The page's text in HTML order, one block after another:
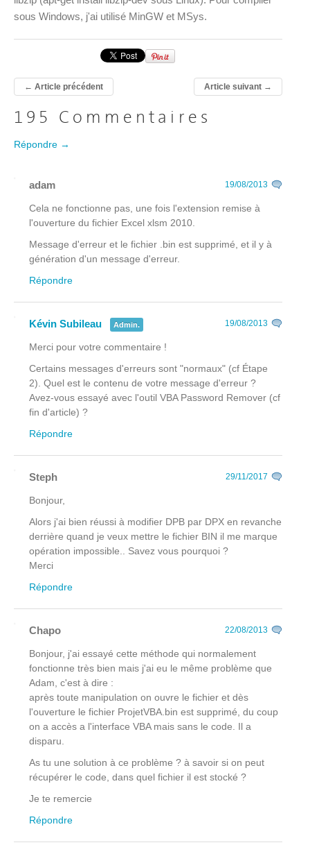
sous Windows, j'ai utilisé MinGW et MSys.
← Article précédent Article suivant→
195 Commentaires
Répondre →
adam 19/08/2013
Cela ne fonctionne pas, une fois l'extension remise à
l'ouverture du fichier Excel xlsm 2010.
Message d'erreur et le fichier .bin est supprimé, et il y à
génération d'un message d'erreur.
Répondre
Kévin Subileau Admin. 19/08/2013
Merci pour votre commentaire !
Certains messages d'erreurs sont "normaux" (cf Étape
2). Quel est le contenu de votre message d'erreur ?
Avez-vous essayé avec l'outil VBA Password Remover (cf
fin d'article) ?
Répondre
Steph 29/11/2017
Bonjour,
Alors j'ai bien réussi à modifier DPB par DPX en revanche
derrière quand je veux mettre le fichier BIN il me marque
opération impossible.. Savez vous pourquoi ?
Merci
Répondre
Chapo 22/08/2013
Bonjour, j'ai essayé cette méthode qui normalement
fonctionne très bien mais j'ai eu le même problème que
Adam, c'est à dire :
après toute manipulation on ouvre le fichier et dès
l'ouverture le fichier ProjetVBA.bin est supprimé, du coup
on a accès a l'interface VBA mais sans le code. Il a
disparu.
As tu une solution à ce problème ? à savoir si on peut
récupérer le code, dans quel fichier il est stocké ?
Je te remercie
Répondre